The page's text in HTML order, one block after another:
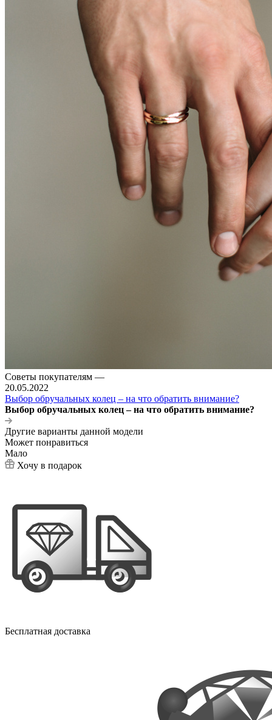
Советы покупателям —
20.05.2022
Выбор обручальных колец – на что обратить внимание?
Выбор обручальных колец – на что обратить внимание?
Другие варианты данной модели
Может понравиться
Мало
Хочу в подарок
Бесплатная доставка